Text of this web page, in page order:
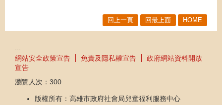
回上一頁 回最上面 HOME
:::
網站安全政策宣告
免責及隱私權宣告
政府網站資料開放
宣告
瀏覽人次： 300
版權所有：高雄市政府社會局兒童福利服務中心